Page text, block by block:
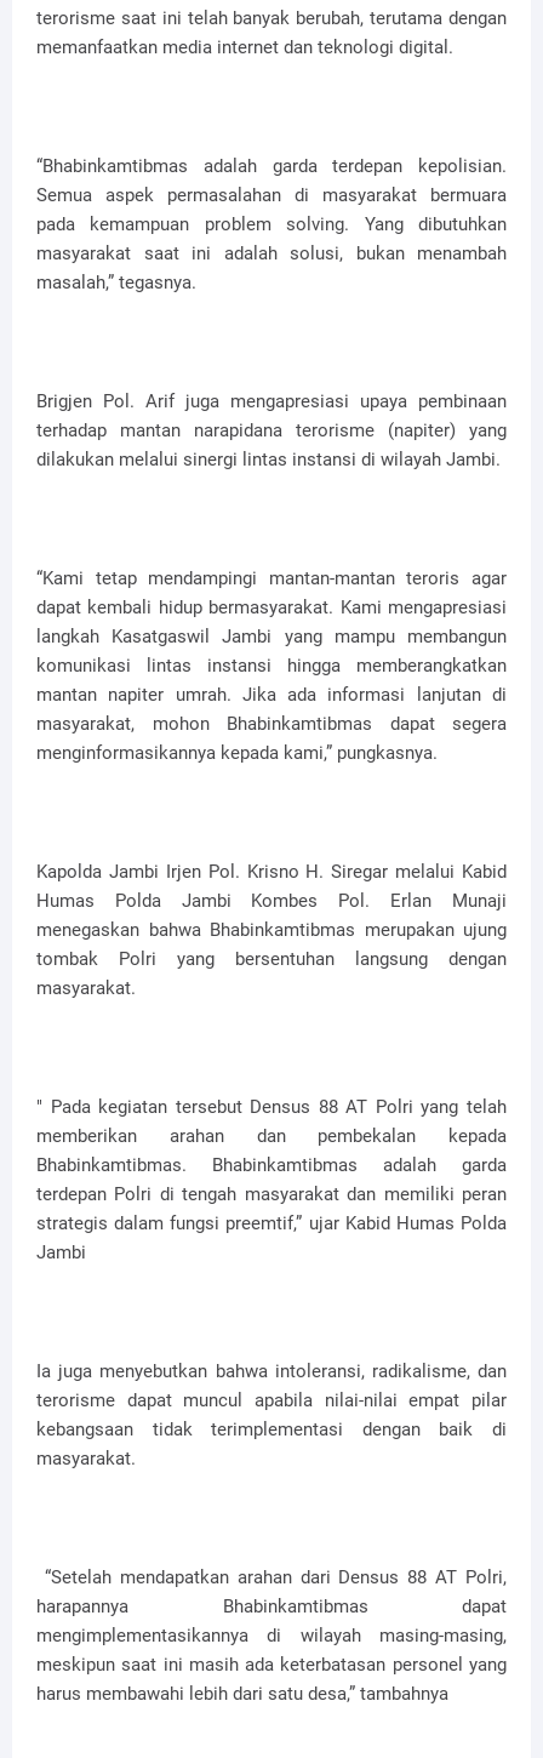
terorisme saat ini telah banyak berubah, terutama dengan
memanfaatkan media internet dan teknologi digital.
“Bhabinkamtibmas adalah garda terdepan kepolisian.
Semua aspek permasalahan di masyarakat bermuara
pada kemampuan problem solving. Yang dibutuhkan
masyarakat saat ini adalah solusi, bukan menambah
masalah,” tegasnya.
Brigjen Pol. Arif juga mengapresiasi upaya pembinaan
terhadap mantan narapidana terorisme (napiter) yang
dilakukan melalui sinergi lintas instansi di wilayah Jambi.
“Kami tetap mendampingi mantan-mantan teroris agar
dapat kembali hidup bermasyarakat. Kami mengapresiasi
langkah Kasatgaswil Jambi yang mampu membangun
komunikasi lintas instansi hingga memberangkatkan
mantan napiter umrah. Jika ada informasi lanjutan di
masyarakat, mohon Bhabinkamtibmas dapat segera
menginformasikannya kepada kami,” pungkasnya.
Kapolda Jambi Irjen Pol. Krisno H. Siregar melalui Kabid
Humas Polda Jambi Kombes Pol. Erlan Munaji
menegaskan bahwa Bhabinkamtibmas merupakan ujung
tombak Polri yang bersentuhan langsung dengan
masyarakat.
" Pada kegiatan tersebut Densus 88 AT Polri yang telah
memberikan arahan dan pembekalan kepada
Bhabinkamtibmas. Bhabinkamtibmas adalah garda
terdepan Polri di tengah masyarakat dan memiliki peran
strategis dalam fungsi preemtif,” ujar Kabid Humas Polda
Jambi
Ia juga menyebutkan bahwa intoleransi, radikalisme, dan
terorisme dapat muncul apabila nilai-nilai empat pilar
kebangsaan tidak terimplementasi dengan baik di
masyarakat.
“Setelah mendapatkan arahan dari Densus 88 AT Polri,
harapannya Bhabinkamtibmas dapat
mengimplementasikannya di wilayah masing-masing,
meskipun saat ini masih ada keterbatasan personel yang
harus membawahi lebih dari satu desa,” tambahnya